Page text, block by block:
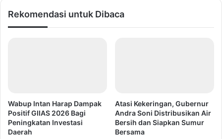
Rekomendasi untuk Dibaca
Wabup Intan Harap Dampak
Positif GIIAS 2026 Bagi
Peningkatan Investasi
Daerah
Atasi Kekeringan, Gubernur
Andra Soni Distribusikan Air
Bersih dan Siapkan Sumur
Bersama